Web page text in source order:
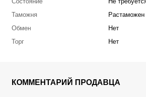
Таможня
Растаможен
Обмен
Нет
Торг
Нет
КОММЕНТАРИЙ ПРОДАВЦА